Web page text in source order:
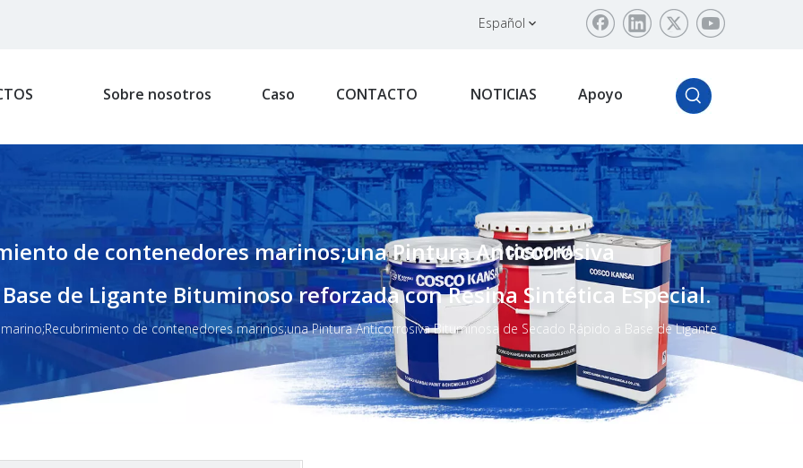
Español
Sobre nosotros Caso CONTACTO NOTICIAS Apoyo
de contenedores marinos;una Pintura Anticorrosiva
de Ligante Bituminoso reforzada con Resina Sintética Especial.
de contenedores marinos;una Pintura Anticorrosiva Bituminosa de Secado Rápido a Base de Ligante